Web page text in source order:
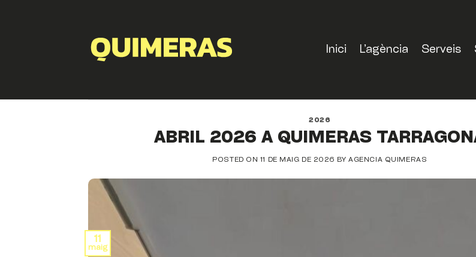
Inici L’agència Serveis
2026
ABRIL 2026 A QUIMERAS
POSTED ON 11 DE MAIG DE 2026 BYAGENCIA QUIMERAS
11
maig